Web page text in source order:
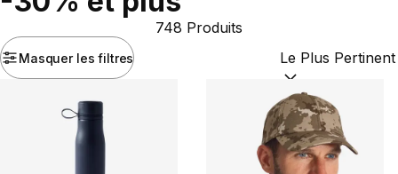
Masquer les filtres
748 Produits
Trier par :